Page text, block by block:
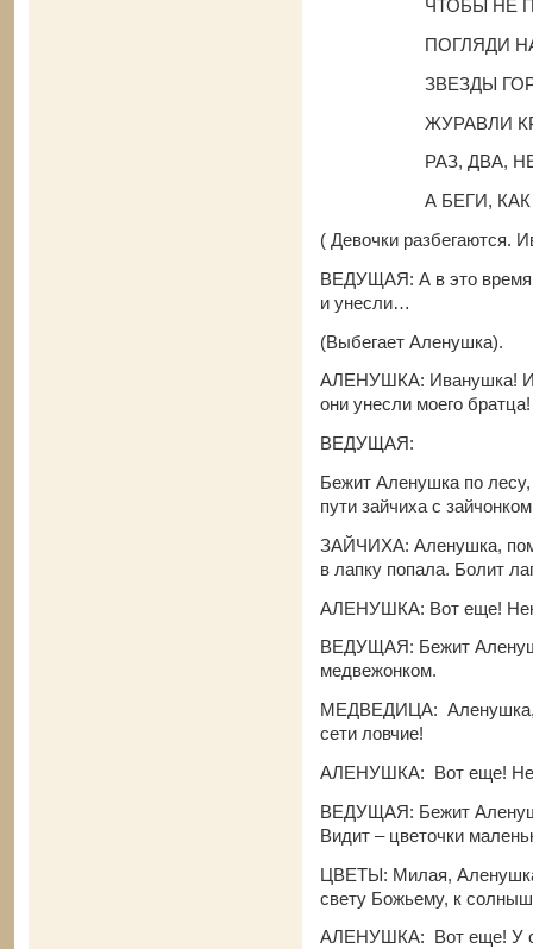
ЧТОБЫ НЕ
ПОГЛЯДИ НА
ЗВЕЗДЫ
ЖУРАВЛИ
РАЗ, ДВА, НЕ
А БЕГИ, КАК
( Девочки разбегаются.
ВЕДУЩАЯ: А в это время
и унесли…
(Выбегает Аленушка).
АЛЕНУШКА: Иванушка!
они унесли моего
ВЕДУЩАЯ:
Бежит Аленушка по
пути зайчиха с
ЗАЙЧИХА: Аленушка,
в лапку попала. Болит
АЛЕНУШКА: Вот еще!
ВЕДУЩАЯ: Бежит
медвежонком.
МЕДВЕДИЦА: Аленушка,
сети ловчие!
АЛЕНУШКА: Вот еще!
ВЕДУЩАЯ: Бежит
Видит – цветочки
ЦВЕТЫ: Милая,
свету Божьему, к
АЛЕНУШКА: Вот еще! У